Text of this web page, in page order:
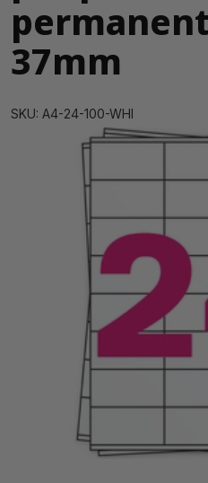
37mm
SKU: A4-24-100-WHI